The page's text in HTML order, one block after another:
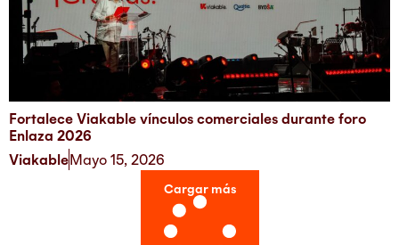
Fortalece Viakable vínculos comerciales durante foro
Enlaza 2026
ViakableMayo 15, 2026
Cargar más